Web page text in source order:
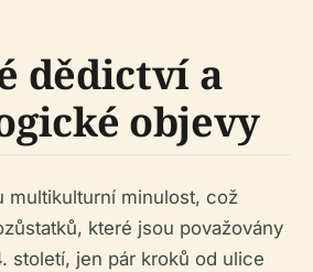
dědictví a
objevy
multikulturní minulost, což
které jsou považovány
století, jen pár kroků od ulice